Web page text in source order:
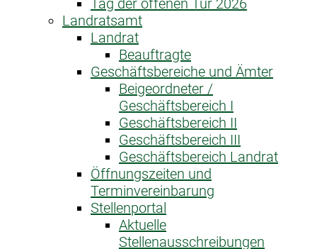
Tag der offenen Tür 2026
Landratsamt
Landrat
Beauftragte
Geschäftsbereiche und Ämter
Beigeordneter /
Geschäftsbereich I
Geschäftsbereich II
Geschäftsbereich III
Geschäftsbereich Landrat
Öffnungszeiten und
Terminvereinbarung
Stellenportal
Aktuelle
Stellenausschreibungen